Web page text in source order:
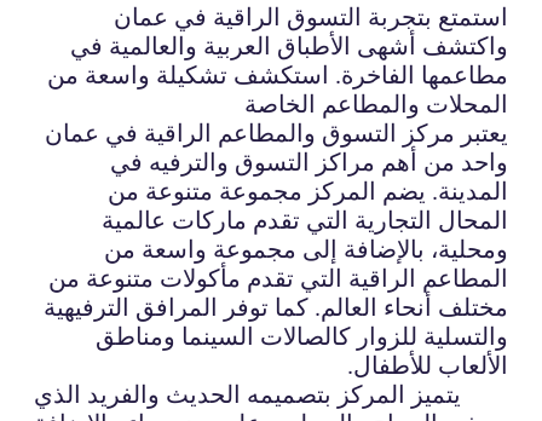
استمتع بتجربة التسوق الراقية في عمان
واكتشف أشهى الأطباق العربية والعالمية في
مطاعمها الفاخرة. استكشف تشكيلة واسعة من
المحلات والمطاعم الخاصة
يعتبر مركز التسوق والمطاعم الراقية في عمان
واحد من أهم مراكز التسوق والترفيه في
المدينة. يضم المركز مجموعة متنوعة من
المحال التجارية التي تقدم ماركات عالمية
ومحلية، بالإضافة إلى مجموعة واسعة من
المطاعم الراقية التي تقدم مأكولات متنوعة من
مختلف أنحاء العالم. كما توفر المرافق الترفيهية
والتسلية للزوار كالصالات السينما ومناطق
الألعاب للأطفال.
يتميز المركز بتصميمه الحديث والفريد الذي